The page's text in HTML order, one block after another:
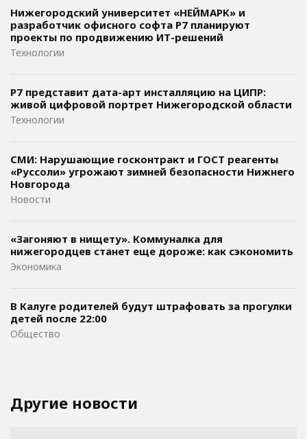
Нижегородский университет «НЕЙМАРК» и
разработчик офисного софта P7 планируют
проекты по продвижению ИТ-решений
Технологии
Р7 представит дата-арт инсталляцию на ЦИПР:
живой цифровой портрет Нижегородской области
Технологии
СМИ: Нарушающие госконтракт и ГОСТ реагенты
«Руссоли» угрожают зимней безопасности Нижнего
Новгорода
Новости
«Загоняют в нищету». Коммуналка для
нижегородцев станет еще дороже: как сэкономить
Экономика
В Калуге родителей будут штрафовать за прогулки
детей после 22:00
Общество
Другие новости